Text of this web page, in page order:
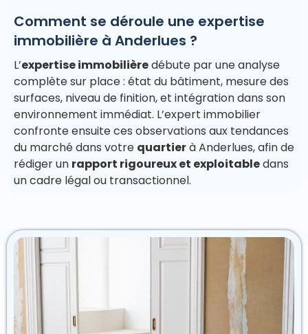
Comment se déroule une expertise
immobilière à Anderlues ?
L’expertise immobilièredébute par une analyse
complète sur place : état du bâtiment, mesure des
surfaces, niveau de finition, et intégration dans son
environnement immédiat. L’expert immobilier
confronte ensuite ces observations aux tendances
du marché dans votre quartierà Anderlues, afin de
rédiger un rapport rigoureux et exploitabledans
un cadre légal ou transactionnel.